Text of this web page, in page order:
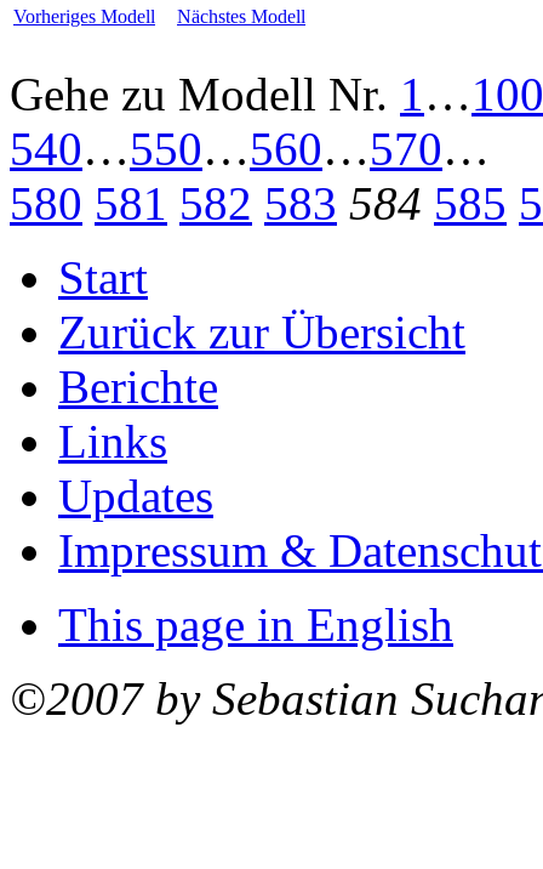
Vorheriges Modell Nächstes Modell
Gehe zu Modell Nr. 1…100
540…550…560…570…
580 581 582 583 584 585
Start
Zurück zur Übersicht
Berichte
Links
Updates
Impressum &
This page in English
©2007 by Sebastian